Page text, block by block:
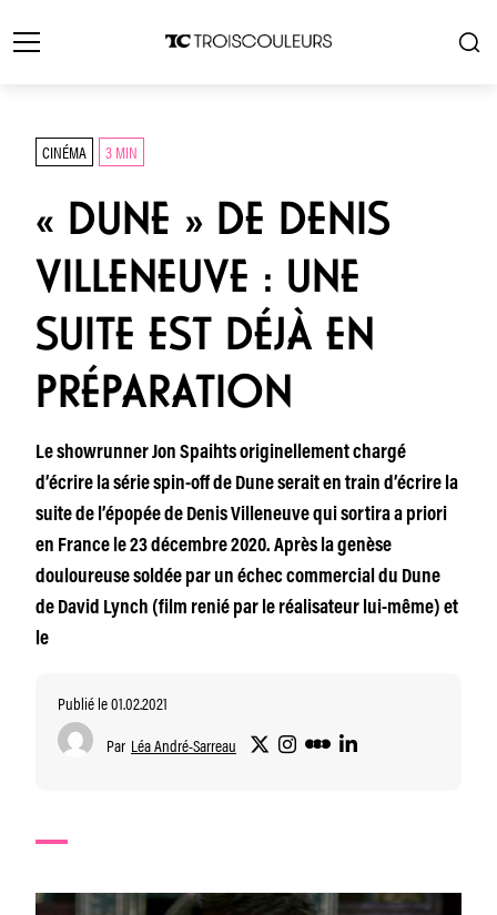
CINÉMA 3 MIN
« DUNE » DE DENIS
VILLENEUVE : UNE
SUITE EST DÉJÀ EN
PRÉPARATION
Le showrunner Jon Spaihts originellement chargé
d’écrire la série spin-off de Dune serait en train d’écrire la
suite de l’épopée de Denis Villeneuve qui sortira a priori
en France le 23 décembre 2020. Après la genèse
douloureuse soldée par un échec commercial du Dune
de David Lynch (film renié par le réalisateur lui-même) et
le
Publié le 01.02.2021
Par Léa André-Sarreau